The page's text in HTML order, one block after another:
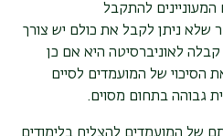
להתקבל
שלא ניתן לקבל את כולם יש צורך
לאוניברסיטה היא אם כן
הסיכוי של המועמדים לסיים
גבוהה בתחום מסוים.